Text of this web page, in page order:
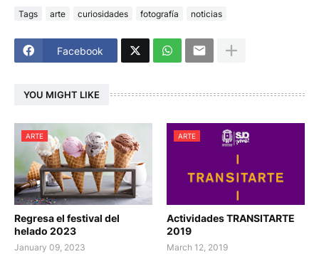
Tags arte curiosidades fotografía noticias
Facebook
YOU MIGHT LIKE
ARTE
Regresa el festival del
helado 2023
January 09, 2023
ARTE
Actividades TRANSITARTE
2019
March 12, 2019